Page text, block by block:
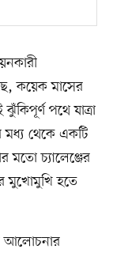
কয়েক মাসের
পথে যাত্রা
থেকে একটি
মতো চ্যালেঞ্জের
মুখোমুখি হতে
আলোচনার